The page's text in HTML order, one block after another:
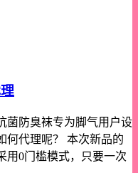
菌防臭袜专为脚气用户设
何代理呢？ 本次新品的
用0门槛模式，只要一次